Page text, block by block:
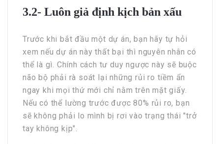
3.2- Luôn giả định kịch bản xấu
Trước khi bắt đầu một dự án, bạn hãy tự hỏi
xem nếu dự án này thất bại thì nguyên nhân có
thể là gì. Chính cách tư duy ngược này sẽ buộc
não bộ phải rà soát lại những rủi ro tiềm ẩn
ngay khi mọi thứ mới chỉ nằm trên mặt giấy.
Nếu có thể lường trước được 80% rủi ro, bạn
sẽ không phải lo mình bị rơi vào trạng thái "trở
tay không kịp".